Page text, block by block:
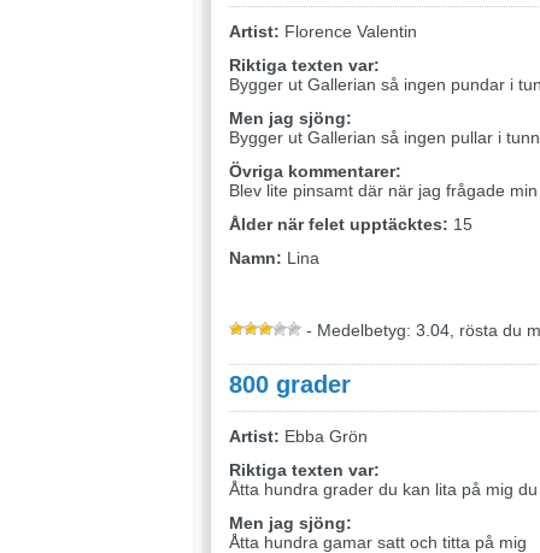
Artist: Florence Valentin
Riktiga texten var:
Bygger ut Gallerian så ingen pundar i
Men jag sjöng:
Bygger ut Gallerian så ingen pullar i
Övriga kommentarer:
Blev lite pinsamt där när jag frågade
Ålder när felet upptäcktes: 15
Namn: Lina
- Medelbetyg: 3.04, rösta du
800 grader
Artist: Ebba Grön
Riktiga texten var:
Åtta hundra grader du kan lita på mig
Men jag sjöng:
Åtta hundra gamar satt och titta på mig